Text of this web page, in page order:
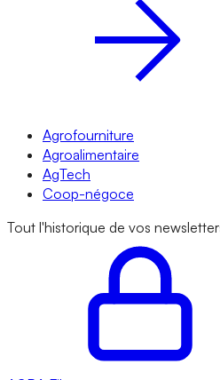
Agrofourniture
Agroalimentaire
AgTech
Coop-négoce
Tout l'historique de vos